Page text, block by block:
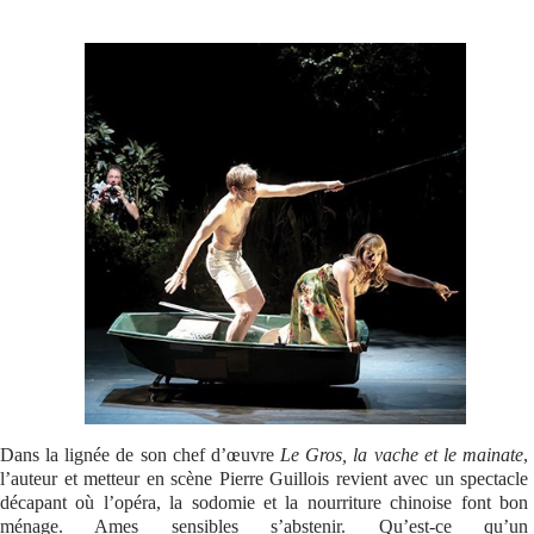
Se connecter
Dans la lignée de son chef d’œuvre Le Gros, la vache et le mainate,
l’auteur et metteur en scène Pierre Guillois revient avec un spectacle
décapant où l’opéra, la sodomie et la nourriture chinoise font bon
ménage. Ames sensibles s’abstenir. Qu’est-ce qu’un